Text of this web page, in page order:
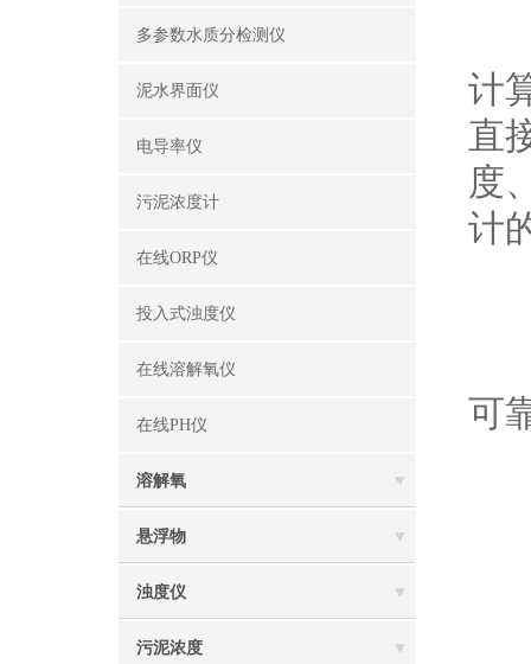
多参数水质分检测仪
泥水界面仪
电导率仪
污泥浓度计
在线ORP仪
投入式浊度仪
在线溶解氧仪
在线PH仪
溶解氧
悬浮物
浊度仪
污泥浓度
计
直
度
计
可